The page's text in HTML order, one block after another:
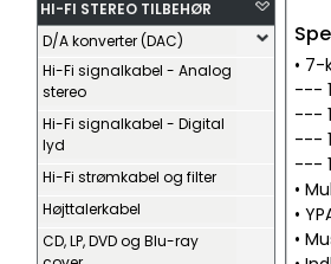
HI-FI STEREO TILBEHØR
D/A konverter (DAC)
Hi-Fi signalkabel - Analog
stereo
Hi-Fi signalkabel - Digital
lyd
Hi-Fi strømkabel og filter
Højttalerkabel
CD, LP, DVD og Blu-ray
•
---
---
---
---
•
•
•